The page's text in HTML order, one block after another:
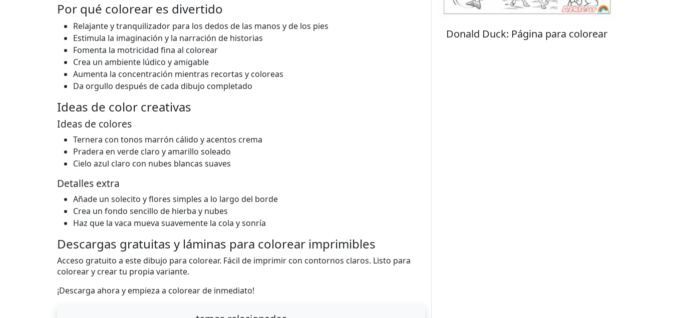
Por qué colorear es divertido
Relajante y tranquilizador para los dedos de las manos y de los pies
Estimula la imaginación y la narración de historias
Fomenta la motricidad fina al colorear
Crea un ambiente lúdico y amigable
Aumenta la concentración mientras recortas y coloreas
Da orgullo después de cada dibujo completado
Ideas de color creativas
Ideas de colores
Ternera con tonos marrón cálido y acentos crema
Pradera en verde claro y amarillo soleado
Cielo azul claro con nubes blancas suaves
Detalles extra
Añade un solecito y flores simples a lo largo del borde
Crea un fondo sencillo de hierba y nubes
Haz que la vaca mueva suavemente la cola y sonría
Descargas gratuitas y láminas para colorear imprimibles
Acceso gratuito a este dibujo para colorear. Fácil de imprimir con contornos claros. Listo para
colorear y crear tu propia variante.
¡Descarga ahora y empieza a colorear de inmediato!
Stitch: Página para colorear